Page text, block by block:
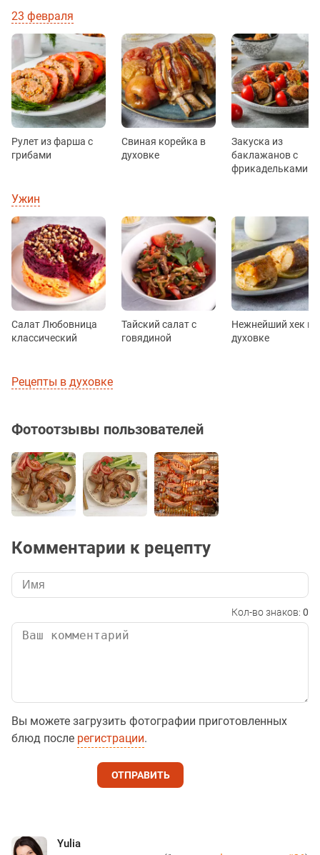
23 февраля
Рулет из фарша с
грибами
Свиная корейка в
духовке
Закуска из
баклажанов с
фрикадельками
Ужин
Салат Любовница
классический
Тайский салат с
говядиной
Нежнейший хек в
духовке
Рецепты в духовке
Фотоотзывы пользователей
Комментарии к рецепту
Кол-во знаков: 0
Вы можете загрузить фотографии приготовленных
блюд после регистрации.
ОТПРАВИТЬ
Yulia